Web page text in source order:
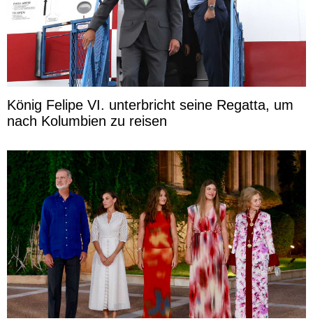
König Felipe VI. unterbricht seine Regatta, um
nach Kolumbien zu reisen